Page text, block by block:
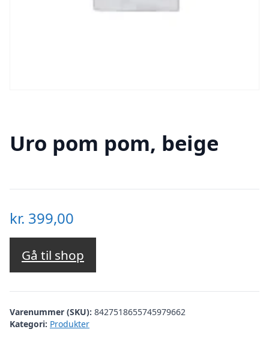
Uro pom pom, beige
kr. 399,00
Gå til shop
Varenummer (SKU): 8427518655745979662
Kategori: Produkter